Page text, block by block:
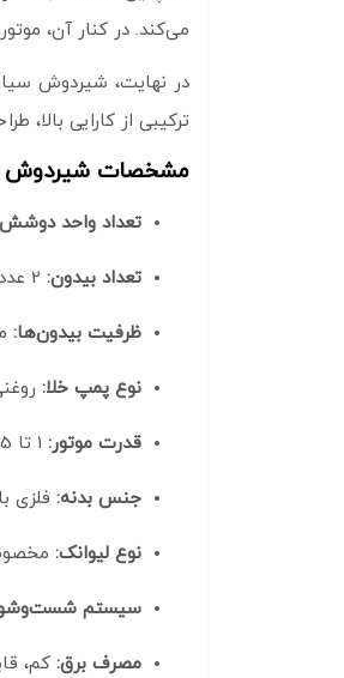
می‌کند. در کنار آن،
در نهایت، شیردوش
ترکیبی از کارایی
مشخصات شیردوش
تعداد واحد
تعداد بیدون:
ظرفیت بیدون‌ها:
نوع پمپ خلا:
قدرت موتور:
جنس بدنه: فلزی
نوع لیوانک:
سیستم
مصرف برق: کم،